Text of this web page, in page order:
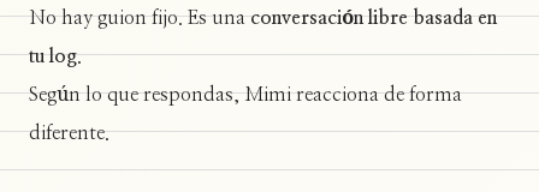
No hay guion fijo. Es unaconversación libre basada en
tu log.
Según lo que respondas, Mimi reacciona de forma
diferente.